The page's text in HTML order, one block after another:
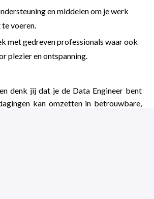
en middelen om je werk
voeren.
met gedreven professionals waar ook
plezier en ontspanning.
denk jij dat je de Data Engineer bent
kan omzetten in betrouwbare,